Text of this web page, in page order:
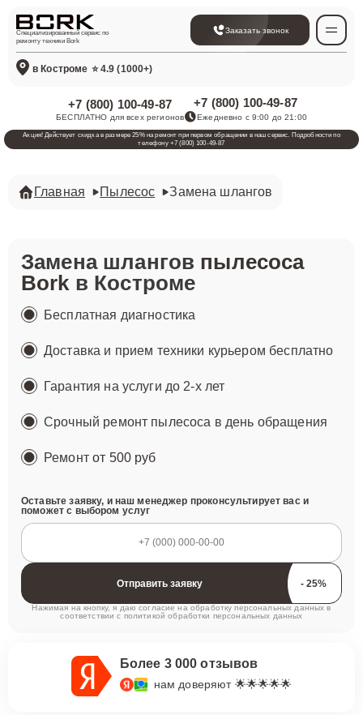
Специализированный сервис по
ремонту техники Bork
Заказать звонок
в Костроме ⭐ 4.9 (1000+)
+7 (800) 100-49-87
БЕСПЛАТНО для всех регионов
+7 (800) 100-49-87
Ежедневно с 9:00 до 21:00
Акция! Действует скидка в размере 25% на ремонт при первом обращении в наш сервис. Подробности по
телефону +7 (800) 100-49-87
Главная Пылесос Замена шлангов
Замена шлангов пылесоса
Borkв Костроме
Бесплатная диагностика
Доставка и прием техники курьером бесплатно
Гарантия на услуги до 2-х лет
Срочный ремонт пылесоса в день обращения
Ремонтот 500 руб
Оставьте заявку, и наш менеджер проконсультирует вас и
поможет с выбором услуг
Отправить заявку
Нажимая на кнопку, я даю согласие на обработку персональных данных в
соответствии с политикой обработки персональных данных
Более 3 000 отзывов
нам доверяют 🌟🌟🌟🌟🌟